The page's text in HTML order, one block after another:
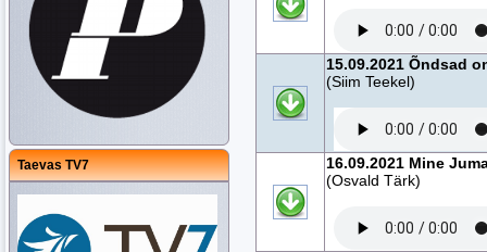
Taevas TV7
15.09.2021 Õndsad
(Siim Teekel)
16.09.2021 Mine
(Osvald Tärk)